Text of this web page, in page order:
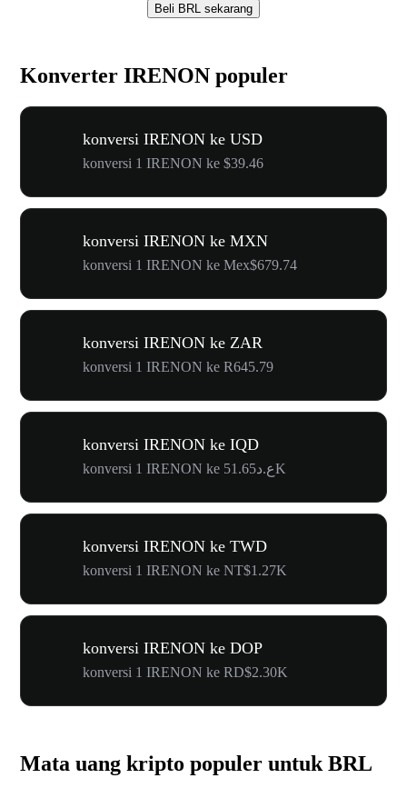
Beli BRL sekarang
Konverter IRENON populer
konversi IRENON ke USD
konversi 1 IRENON ke $39.46
konversi IRENON ke MXN
konversi 1 IRENON ke Mex$679.74
konversi IRENON ke ZAR
konversi 1 IRENON ke R645.79
konversi IRENON ke IQD
konversi 1 IRENON ke ع.د51.65K
konversi IRENON ke TWD
konversi 1 IRENON ke NT$1.27K
konversi IRENON ke DOP
konversi 1 IRENON ke RD$2.30K
Mata uang kripto populer untuk BRL